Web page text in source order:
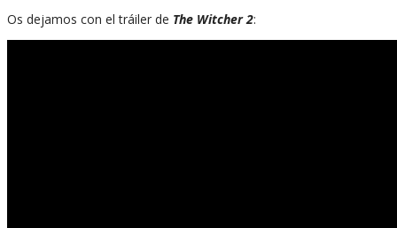
Os dejamos con el tráiler de The Witcher 2: